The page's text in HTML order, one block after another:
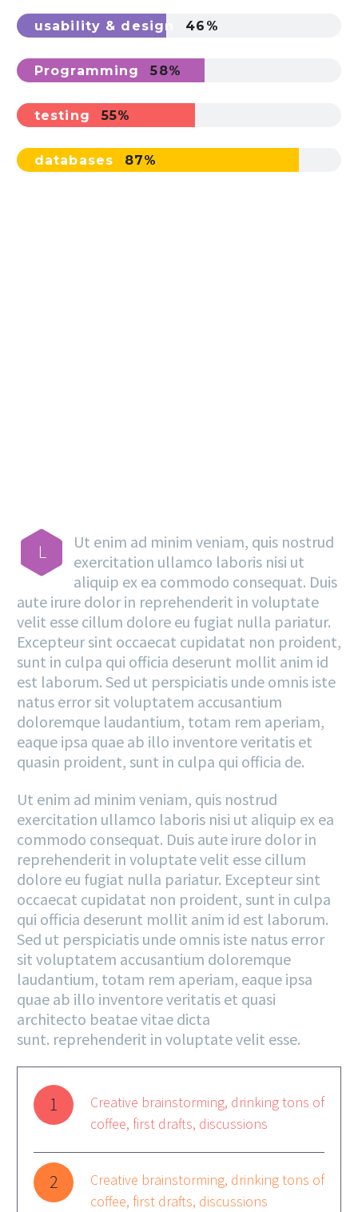
usability & design 46%
Programming 58%
testing 55%
databases 87%
L
Ut enim ad minim veniam, quis nostrud
exercitation ullamco laboris nisi ut
aliquip ex ea commodo consequat. Duis
aute irure dolor in reprehenderit in voluptate
velit esse cillum dolore eu fugiat nulla pariatur.
Excepteur sint occaecat cupidatat non proident,
sunt in culpa qui officia deserunt mollit anim id
est laborum. Sed ut perspiciatis unde omnis iste
natus error sit voluptatem accusantium
doloremque laudantium, totam rem aperiam,
eaque ipsa quae ab illo inventore veritatis et
quasin proident, sunt in culpa qui officia de.
Ut enim ad minim veniam, quis nostrud
exercitation ullamco laboris nisi ut aliquip ex ea
commodo consequat. Duis aute irure dolor in
reprehenderit in voluptate velit esse cillum
dolore eu fugiat nulla pariatur. Excepteur sint
occaecat cupidatat non proident, sunt in culpa
qui officia deserunt mollit anim id est laborum.
Sed ut perspiciatis unde omnis iste natus error
sit voluptatem accusantium doloremque
laudantium, totam rem aperiam, eaque ipsa
quae ab illo inventore veritatis et quasi
architecto beatae vitae dicta
sunt. reprehenderit in voluptate velit esse.
1
Creative brainstorming, drinking tons of
coffee, first drafts, discussions
2
Creative brainstorming, drinking tons of
coffee, first drafts, discussions